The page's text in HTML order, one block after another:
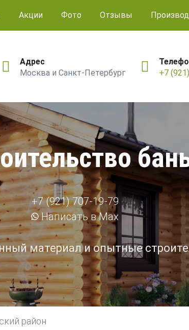
Акции Фото Отзывы
Адрес
Москва и Санкт-Петербург
+7
+7 (921) 707-19-79
Написать в Max
материал и опытные
район